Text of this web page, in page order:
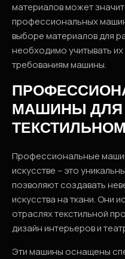
материалов может
профессиональных
выборе материалов для
необходимо учитывать
требованиям машины.
МАШИНЫ
Профессиональные
искусстве – это
позволяют создавать
искусства на ткани. Они
отраслях текстильной
дизайн интерьеров и
Эти машины оснащены